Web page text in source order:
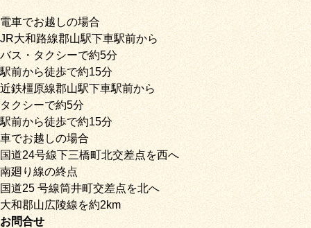
電車でお越しの場合
JR大和路線郡山駅下車駅前から
バス・タクシーで約5分
駅前から徒歩で約15分
近鉄橿原線郡山駅下車駅前から
タクシーで約5分
駅前から徒歩で約15分
車でお越しの場合
国道24号線下三橋町北交差点を西へ
南廻り線の終点
国道25 号線筒井町交差点を北へ
大和郡山広陵線を約2km
お問合せ